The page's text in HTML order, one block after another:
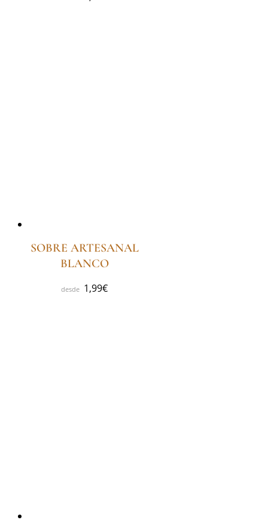
SOBRE ARTESANAL
BLANCO
1,99€